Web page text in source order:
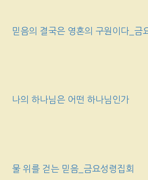
믿음의 결국은 영혼의 구원이다_금
나의 하나님은 어떤 하나님인가
물 위를 걷는 믿음_금요성령집회